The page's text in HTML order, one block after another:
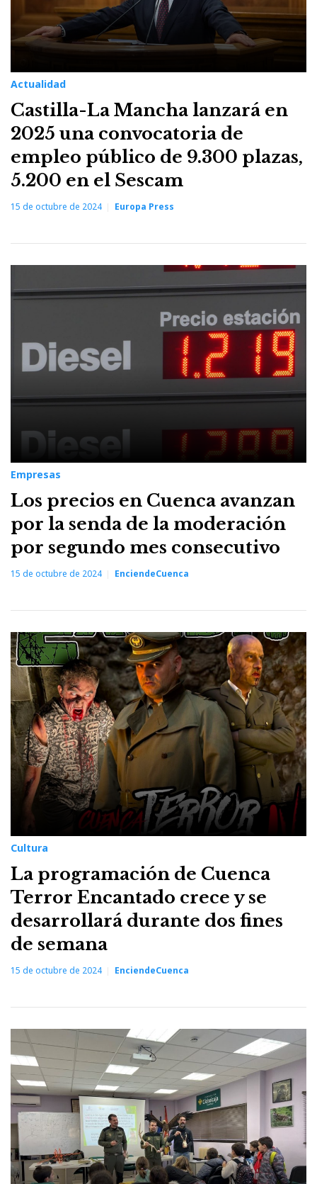
Actualidad
Castilla-La Mancha lanzará en
2025 una convocatoria de
empleo público de 9.300 plazas,
5.200 en el Sescam
15 de octubre de 2024 Europa Press
Empresas
Los precios en Cuenca avanzan
por la senda de la moderación
por segundo mes consecutivo
15 de octubre de 2024 EnciendeCuenca
Cultura
La programación de Cuenca
Terror Encantado crece y se
desarrollará durante dos fines
de semana
15 de octubre de 2024 EnciendeCuenca